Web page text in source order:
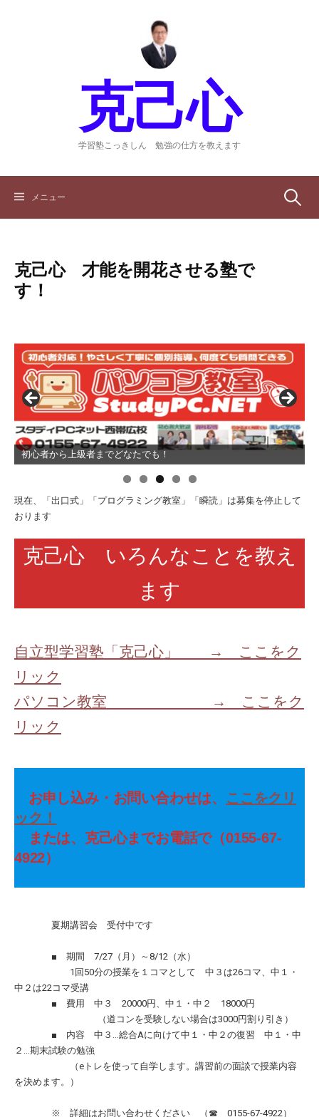
克己心
学習塾こっきしん 勉強の仕方を教えます
メニュー 検
克己心 才能を開花させる塾で
す！
小４～中学生まで プログラミング教室
現在、「出口式」「プログラミング教室」「瞬読」は募集を停止して
おります
克己心 いろんなことを教え
ます
自立型学習塾「克己心」 → ここをク
リック
パソコン教室 → ここをク
リック
お申し込み・お問い合わせは、 ここをクリ
ック！
または、克己心までお電話で（0155-67-
4922）
夏期講習会 受付中です
■ 期間 7/27（月）～8/12（水）
1回50分の授業を１コマとして 中３は26コマ、中１・
中２は22コマ受講
■ 費用 中３ 20000円、中１・中２ 18000円
（道コンを受験しない場合は3000円割り引き）
■ 内容 中３…総合Aに向けて中１・中２の復習 中１・中
２…期末試験の勉強
（eトレを使って自学します。講習前の面談で授業内容
を決めます。）
※ 詳細はお問い合わせください （☎ 0155-67-4922）